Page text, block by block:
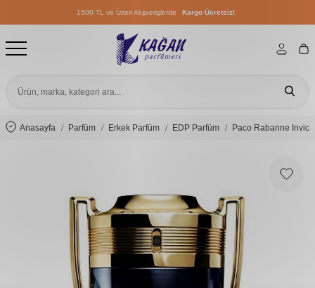
1500 TL ve Üzeri Alışverişlerde Kargo Ücretsiz!
1500 TL ve Üzeri Alışverişlerde
1500 TL ve Üzeri Alışverişlerde
Anasayfa Parfüm Erkek Parfüm EDP Parfüm Paco Rabanne